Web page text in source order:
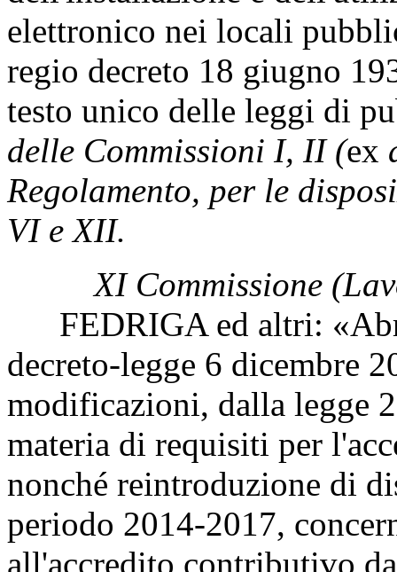
elettronico nei locali
regio decreto 18 giugno
testo unico delle leggi di
delle Commissioni I, II (ex
Regolamento, per le
VI e XII.
XI Commissione
FEDRIGA ed altri:
decreto-legge 6 dicembre
modificazioni, dalla legge
materia di requisiti per
nonché reintroduzione di
periodo 2014-2017,
all'accredito contributivo